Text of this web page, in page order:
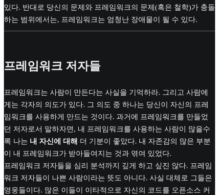
있다. 반대로 당신의 문제와 프레임워크의 문제(혹은 철학)가 충돌
하는 범위에서는, 프레임워크는 엄청난 장애물이 될 수 있다.
프레임워크 저자들
프레임워크는 사람이 만든다는 사실을 기억하라. 그리고 사람에
게는 각자의 의도가 있다. 그 의도 중 하나는 당신이 자신의 프레
임워크를 사용하게 만드는 것이다. 과거에 프레임워크를 만들었
던 저자로서 말하자면, 내 프레임워크를 사용하는 사람이 많을수
록 나는 내 자신에 대해 더 기분이 좋았다. 내 자존감의 많은 부분
이 내 프레임워크가 받아들여지는 것과 엮여 있었다.
프레임워크 저자들을 심리 분석까지 깊게 하고 싶진 않다. 프레임
워크 저자들이 나쁜 사람이라는 뜻도 아니다. 사실 대체로 그들은
영웅들이다. 많은 이들이 이타적으로 자신의 코드를 오픈소스 커